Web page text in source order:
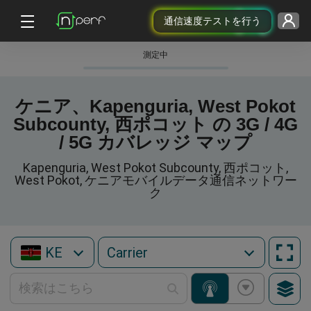
通信速度テストを行う
測定中
ケニア、Kapenguria, West Pokot
Subcounty, 西ポコット の 3G / 4G
/ 5G カバレッジ マップ
Kapenguria, West Pokot Subcounty, 西ポコット,
West Pokot, ケニアモバイルデータ通信ネットワー
ク
KE